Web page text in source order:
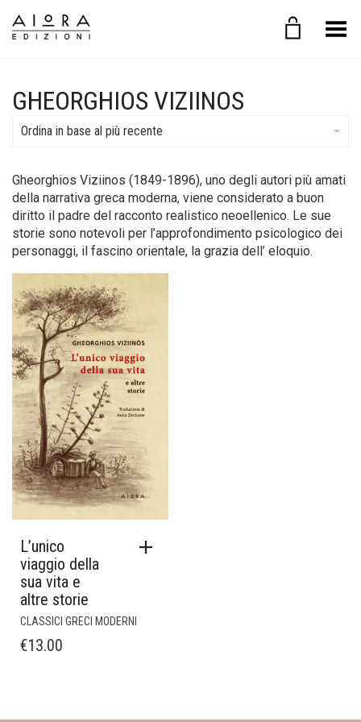
Toggle Menu
GHEORGHIOS VIZIINOS
Ordina in base al più recente
Gheorghios Viziinos (1849-1896), uno degli autori più amati
della narrativa greca moderna, viene considerato a buon
diritto il padre del racconto realistico neoellenico. Le sue
storie sono notevoli per l’approfondimento psicologico dei
personaggi, il fascino orientale, la grazia dell’ eloquio.
L’unico
viaggio della
sua vita e
altre storie
CLASSICI GRECI MODERNI
€13.00